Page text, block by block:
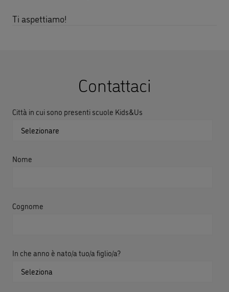
Ti aspettiamo!
Contattaci
Città in cui sono presenti scuole Kids&Us
Nome
Cognome
In che anno è nato/a tuo/a figlio/a?